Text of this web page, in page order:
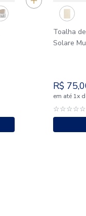
Toalha
Solare
R$ 75,
em até 1x
☆☆☆☆☆